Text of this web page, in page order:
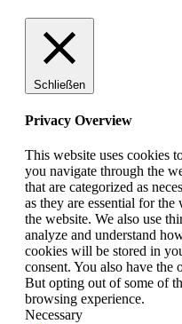
Schließen
Privacy Overview
This website uses cookies
you navigate through the
that are categorized as
as they are essential for
the website. We also use
analyze and understand
cookies will be stored in
consent. You also have the
But opting out of some of
browsing experience.
Necessary